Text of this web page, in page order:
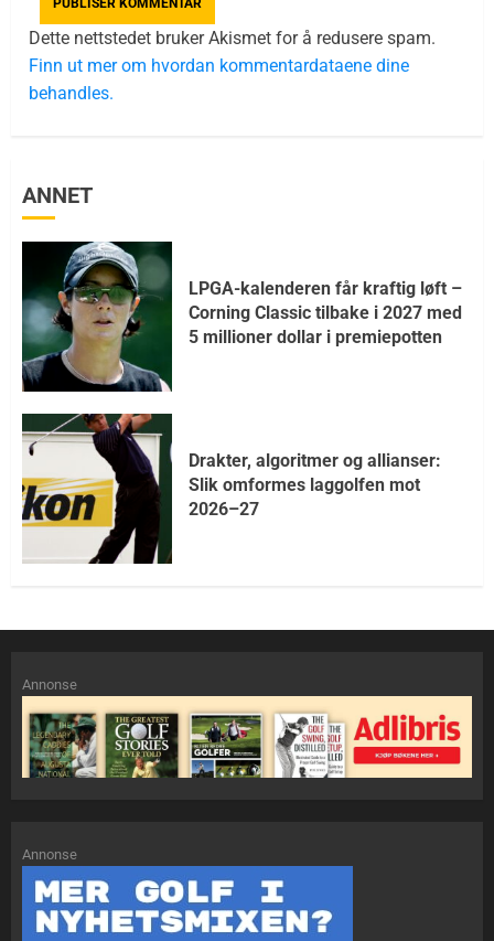
Dette nettstedet bruker Akismet for å redusere spam.
Finn ut mer om hvordan kommentardataene dine
behandles.
ANNET
LPGA-kalenderen får kraftig løft –
Corning Classic tilbake i 2027 med
5 millioner dollar i premiepotten
Drakter, algoritmer og allianser:
Slik omformes laggolfen mot
2026–27
Annonse
Annonse